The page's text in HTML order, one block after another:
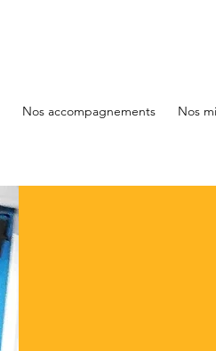
Nos accompagnements Nos